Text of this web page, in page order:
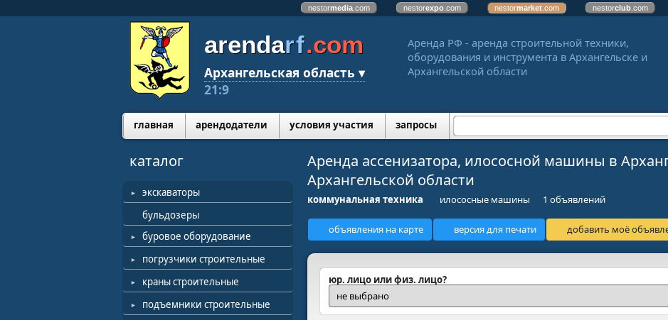
nestormedia .com nestorexpo .com nestormarket .com nestorclub .com
arendarf.com
Архангельская область ▾
21:9
Аренда РФ - аренда строительной техники,
оборудования и инструмента в Архангельске и
Архангельской области
главная арендодатели условия участия запросы
каталог
экскаваторы
бульдозеры
буровое оборудование
погрузчики строительные
краны строительные
подъемники строительные
Аренда ассенизатора, илососной машины в
Архангельской области
коммунальная техника илососные машины 1 объявлений
объявления на карте версия для печати добавить моё
юр. лицо или физ. лицо?